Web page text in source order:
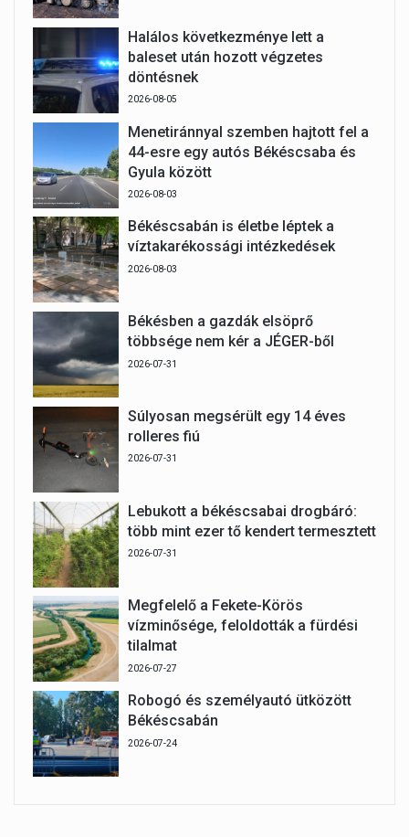
Halálos következménye lett a
baleset után hozott végzetes
döntésnek
2026-08-05
Menetiránnyal szemben hajtott fel a
44-esre egy autós Békéscsaba és
Gyula között
2026-08-03
Békéscsabán is életbe léptek a
víztakarékossági intézkedések
2026-08-03
Békésben a gazdák elsöprő
többsége nem kér a JÉGER-ből
2026-07-31
Súlyosan megsérült egy 14 éves
rolleres fiú
2026-07-31
Lebukott a békéscsabai drogbáró:
több mint ezer tő kendert termesztett
2026-07-31
Megfelelő a Fekete-Körös
vízminősége, feloldották a fürdési
tilalmat
2026-07-27
Robogó és személyautó ütközött
Békéscsabán
2026-07-24